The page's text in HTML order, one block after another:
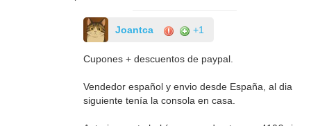
Joantca +1
Cupones + descuentos de paypal.
Vendedor español y envio desde España, al dia
siguiente tenía la consola en casa.